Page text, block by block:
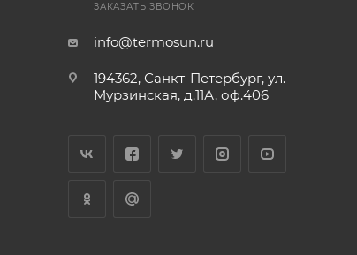
ЗАКАЗАТЬ ЗВОНОК
info@termosun.ru
194362, Санкт-Петербург, ул.
Мурзинская, д.11А, оф.406